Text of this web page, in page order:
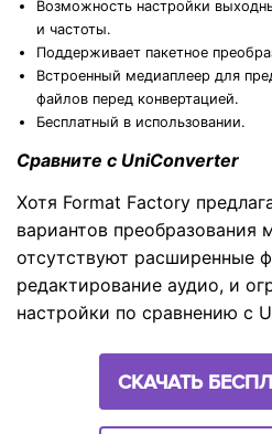
Возможность настройки
и частоты.
Поддерживает пакетное
Встроенный медиаплеер для
файлов перед конвертацией.
Бесплатный в использовании.
Сравните с UniConverter
Хотя Format Factory
вариантов преобразования
отсутствуют расширенные
редактирование аудио, и
настройки по сравнению с
СКАЧАТЬ